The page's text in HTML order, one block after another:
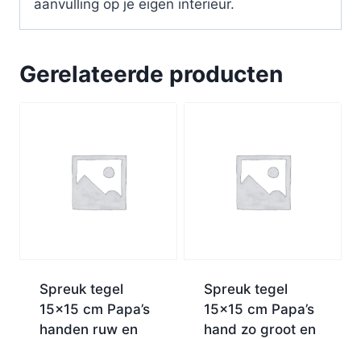
aanvulling op je eigen interieur.
Gerelateerde producten
Spreuk tegel
15×15 cm Papa’s
handen ruw en
Spreuk tegel
15×15 cm Papa’s
hand zo groot en